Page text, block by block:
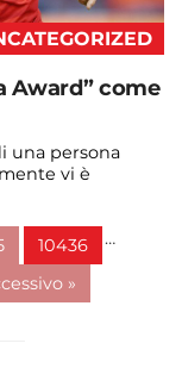
Award” come
una persona
vi è
…
10436
»